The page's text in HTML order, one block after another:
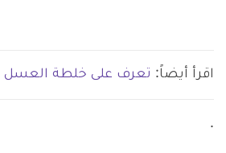
اقرأ أيضاً: تعرف على خلطة العسل
.